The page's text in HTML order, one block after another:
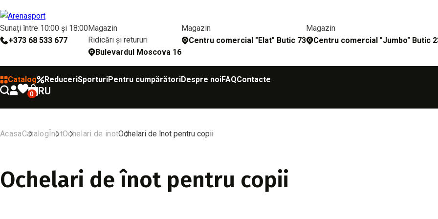
Sunați între 10:00 și 18:00
+373 68 533 677
Magazin
Ridicări și retururi
Bulevardul Moscova 16
Magazin
Сentru comercial "Elat" Butic 73
Magazin
Сentru comercial "Jumbo" Butic
Catalog ReduceriSporturiPentru cumpărătoriDespre noiFAQContacte
0 RU
AcasaCatalogÎnotOchelari de inotOchelari de înot pentru copii
Ochelari de înot pentru copii